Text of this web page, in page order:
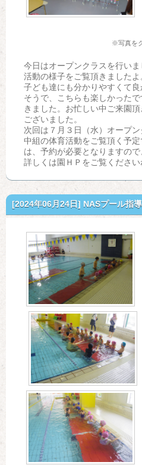
※写真を
今日はオープンクラスを行い
活動の様子をご覧頂きましたよ
子ども達にも分かりやすくて
そうで、こちらも楽しかった
きました。お忙しい中ご来園
ございました。
次回は７月３日（水）オープ
中組の体育活動をご覧頂く予
は、予約が必要となりますので
詳しくは園ＨＰをご覧ください
[2024年06月24日] NASプール指導